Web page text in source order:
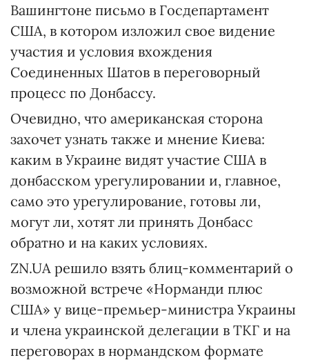
Вашингтоне письмо в Госдепартамент
США, в котором изложил свое видение
участия и условия вхождения
Соединенных Шатов в переговорный
процесс по Донбассу.
Очевидно, что американская сторона
захочет узнать также и мнение Киева:
каким в Украине видят участие США в
донбасском урегулировании и, главное,
само это урегулирование, готовы ли,
могут ли, хотят ли принять Донбасс
обратно и на каких условиях.
ZN.UA решило взять блиц-комментарий о
возможной встрече «Норманди плюс
США» у вице-премьер-министра Украины
и члена украинской делегации в ТКГ и на
переговорах в нормандском формате